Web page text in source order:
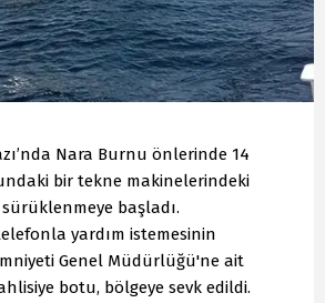
Nara Burnu önlerinde 14
bir tekne makinelerindeki
başladı.
yardım istemesinin
Genel Müdürlüğü'ne ait
botu, bölgeye sevk edildi.